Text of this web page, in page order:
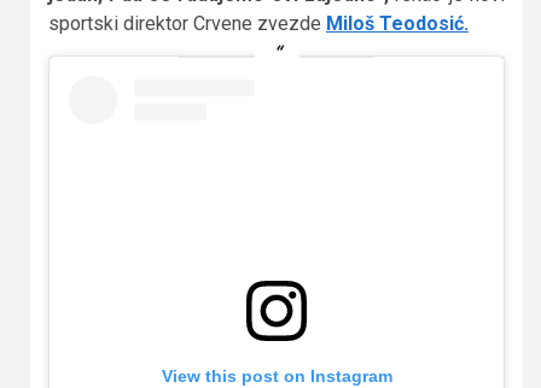
sportski direktor Crvene zvezde Miloš Teodosić.
View this post on Instagram